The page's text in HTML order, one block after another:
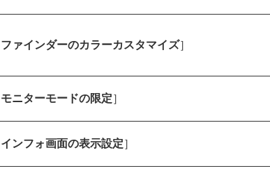
ファインダーのカラーカスタマイズ］
モニターモードの限定］
インフォ画面の表示設定］